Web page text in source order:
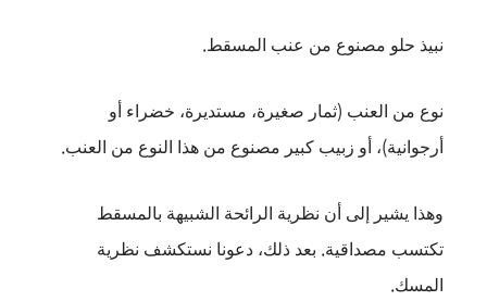
نبيذ حلو مصنوع من عنب المسقط.
نوع من العنب (ثمار صغيرة، مستديرة، خضراء أو
أرجوانية)، أو زبيب كبير مصنوع من هذا النوع من العنب.
وهذا يشير إلى أن نظرية الرائحة الشبيهة بالمسقط
تكتسب مصداقية. بعد ذلك، دعونا نستكشف نظرية
المسك.